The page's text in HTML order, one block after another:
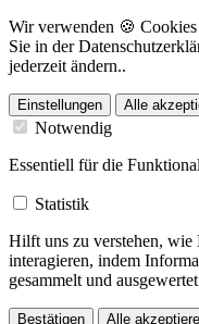
Wir verwenden 🍪
Sie in der
jederzeit ändern..
Einstellungen Alle
Notwendig
Essentiell für die
Statistik
Hilft uns zu verstehen, wie
interagieren, indem
gesammelt und
Bestätigen Alle